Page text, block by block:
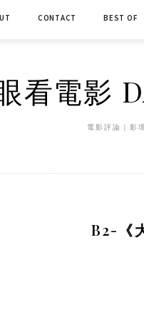
CONTACT BEST OF
看電影
電影評論｜影
B2-《